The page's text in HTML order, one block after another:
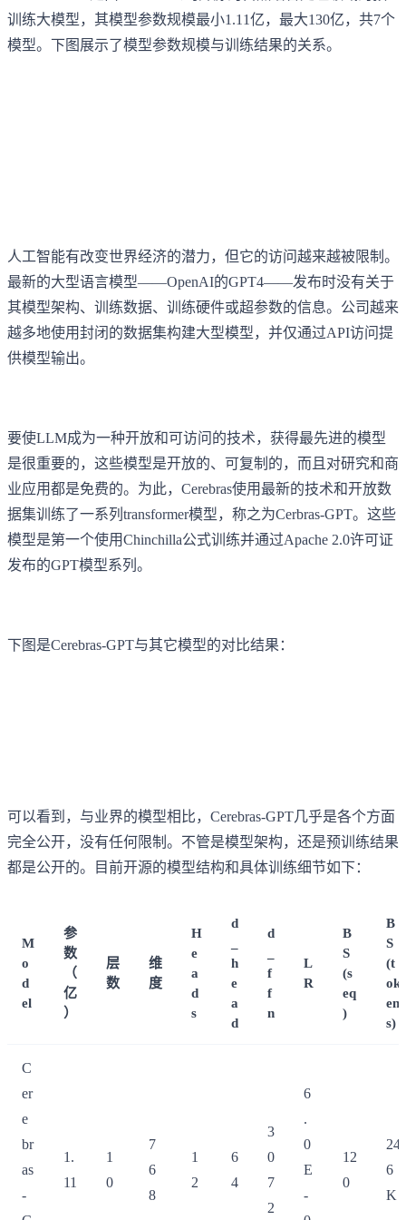
训练大模型，其模型参数规模最小1.11亿，最大130亿，共7个
模型。下图展示了模型参数规模与训练结果的关系。
人工智能有改变世界经济的潜力，但它的访问越来越被限制。
最新的大型语言模型——OpenAI的GPT4——发布时没有关于
其模型架构、训练数据、训练硬件或超参数的信息。公司越来
越多地使用封闭的数据集构建大型模型，并仅通过API访问提
供模型输出。
要使LLM成为一种开放和可访问的技术，获得最先进的模型
是很重要的，这些模型是开放的、可复制的，而且对研究和商
业应用都是免费的。为此，Cerebras使用最新的技术和开放数
据集训练了一系列transformer模型，称之为Cerbras-GPT。这些
模型是第一个使用Chinchilla公式训练并通过Apache 2.0许可证
发布的GPT模型系列。
下图是Cerebras-GPT与其它模型的对比结果：
可以看到，与业界的模型相比，Cerebras-GPT几乎是各个方面
完全公开，没有任何限制。不管是模型架构，还是预训练结果
都是公开的。目前开源的模型结构和具体训练细节如下：
M
o
d
el
参
数
（
亿
）
层
数
维
度
H
e
a
d
s
d
h
e
a
d
d
f
f
n
L
R
B
S
(s
eq
)
B
S
(t
ok
en
s)
C
er
e
br
as
-
1.
11
1
0
7
6
8
1
2
6
4
3
0
7
2
6
.
0
E
-
12
0
24
6
K